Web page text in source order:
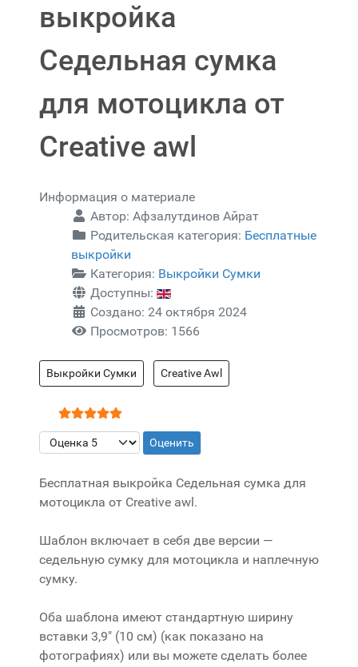
выкройка
Седельная сумка
для мотоцикла от
Creative awl
Информация о материале
Автор: Афзалутдинов Айрат
Родительская категория: Бесплатные
выкройки
Категория: Выкройки Сумки
Доступны:
Создано: 24 октября 2024
Просмотров: 1566
Выкройки Сумки Creative Awl
Рейтинг:5/5
Пожалуйста, оцените
Бесплатная выкройка Седельная сумка для
мотоцикла от Creative awl.
Шаблон включает в себя две версии —
седельную сумку для мотоцикла и наплечную
сумку.
Оба шаблона имеют стандартную ширину
вставки 3,9″ (10 см) (как показано на
фотографиях) или вы можете сделать более